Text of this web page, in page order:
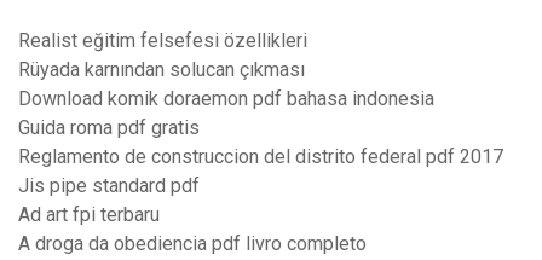
Realist eğitim felsefesi özellikleri
Rüyada karnından solucan çıkması
Download komik doraemon pdf bahasa indonesia
Guida roma pdf gratis
Reglamento de construccion del distrito federal pdf 2017
Jis pipe standard pdf
Ad art fpi terbaru
A droga da obediencia pdf livro completo